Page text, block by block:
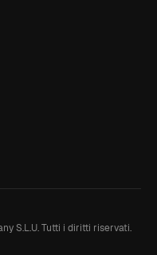
S.L.U. Tutti i diritti riservati.